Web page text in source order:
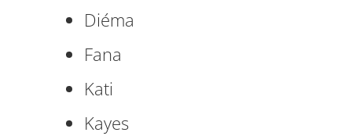
Diéma
Fana
Kati
Kayes